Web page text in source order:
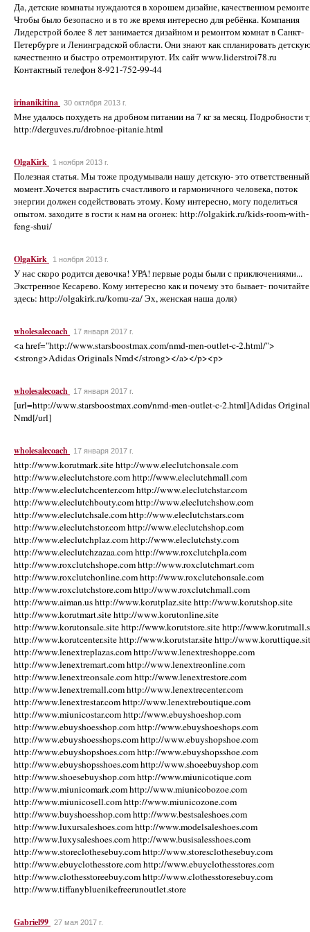
Да, детские комнаты нуждаются в хорошем дизайне, качественном
Чтобы было безопасно и в то же время интересно для ребёнка. Компания
Лидерстрой более 8 лет занимается дизайном и ремонтом комнат в Санкт-
Петербурге и Ленинградской области. Они знают как спланировать
качественно и быстро отремонтируют. Их сайт www.liderstroi78.ru
Контактный телефон 8-921-752-99-44
irinanikitina 30 октября 2013 г.
Мне удалось похудеть на дробном питании на 7 кг за месяц. Подробности
http://derguves.ru/drobnoe-pitanie.html
OlgaKirk 1 ноября 2013 г.
Полезная статья. Мы тоже продумывали нашу детскую- это ответственный
момент.Хочется вырастить счастливого и гармоничного человека, поток
энергии должен содействовать этому. Кому интересно, могу поделиться
опытом. заходите в гости к нам на огонек: http://olgakirk.ru/kids-room-with-
feng-shui/
OlgaKirk 1 ноября 2013 г.
У нас скоро родится девочка! УРА! первые роды были с приключениями...
Экстренное Кесарево. Кому интересно как и почему это бывает- почитайте
здесь: http://olgakirk.ru/komu-za/ Эх, женская наша доля)
wholesalecoach 17 января 2017 г.
<a href="http://www.starsboostmax.com/nmd-men-outlet-c-2.html/">
<strong>Adidas Originals Nmd</strong></a></p><p>
wholesalecoach 17 января 2017 г.
[url=http://www.starsboostmax.com/nmd-men-outlet-c-2.html]Adidas
Nmd[/url]
wholesalecoach 17 января 2017 г.
http://www.korutmark.site http://www.eleclutchonsale.com
http://www.eleclutchstore.com http://www.eleclutchmall.com
http://www.eleclutchcenter.com http://www.eleclutchstar.com
http://www.eleclutchbouty.com http://www.eleclutchshow.com
http://www.eleclutchsale.com http://www.eleclutchstars.com
http://www.eleclutchstor.com http://www.eleclutchshop.com
http://www.eleclutchplaz.com http://www.eleclutchsty.com
http://www.eleclutchzazaa.com http://www.roxclutchpla.com
http://www.roxclutchshope.com http://www.roxclutchmart.com
http://www.roxclutchonline.com http://www.roxclutchonsale.com
http://www.roxclutchstore.com http://www.roxclutchmall.com
http://www.aiman.us http://www.korutplaz.site http://www.korutshop.site
http://www.korutmart.site http://www.korutonline.site
http://www.korutonsale.site http://www.korutstore.site http://
http://www.korutcenter.site http://www.korutstar.site http://
http://www.lenextreplazas.com http://www.lenextreshoppe.com
http://www.lenextremart.com http://www.lenextreonline.com
http://www.lenextreonsale.com http://www.lenextrestore.com
http://www.lenextremall.com http://www.lenextrecenter.com
http://www.lenextrestar.com http://www.lenextreboutique.com
http://www.miunicostar.com http://www.ebuyshoeshop.com
http://www.ebuyshoesshop.com http://www.ebuyshoeshops.com
http://www.ebuyshoesshops.com http://www.ebuyshopshoe.com
http://www.ebuyshopshoes.com http://www.ebuyshopsshoe.com
http://www.ebuyshopsshoes.com http://www.shoeebuyshop.com
http://www.shoesebuyshop.com http://www.miunicotique.com
http://www.miunicomark.com http://www.miunicobozoe.com
http://www.miunicosell.com http://www.miunicozone.com
http://www.buyshoesshop.com http://www.bestsaleshoes.com
http://www.luxursaleshoes.com http://www.modelsaleshoes.com
http://www.luxysaleshoes.com http://www.busisalesshoes.com
http://www.storeclothesebuy.com http://www.storesclothesebuy.com
http://www.ebuyclothesstore.com http://www.ebuyclothesstores.com
http://www.clothesstoreebuy.com http://www.clothesstoresebuy.com
http://www.tiffanybluenikefreerunoutlet.store
Gabriel99 27 мая 2017 г.